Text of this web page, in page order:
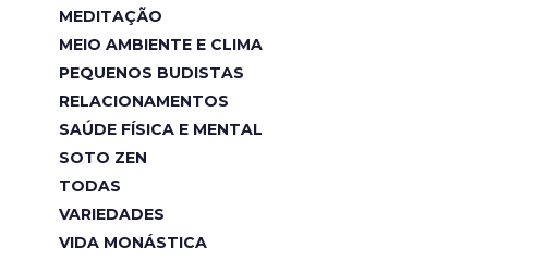
MEDITAÇÃO
MEIO AMBIENTE E CLIMA
PEQUENOS BUDISTAS
RELACIONAMENTOS
SAÚDE FÍSICA E MENTAL
SOTO ZEN
TODAS
VARIEDADES
VIDA MONÁSTICA